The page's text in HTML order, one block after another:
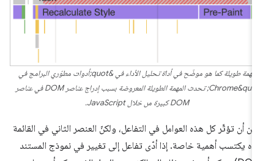
مهمة طويلة كما هو موضّح في أداة تحليل الأداء في &quot;أدوات مطوّري البرامج في
Chrome&quot; تحدث المهمة الطويلة المعروضة بسبب إدراج عناصر DOM في عناصر
DOM كبيرة من خلال JavaScript.
أن تؤثّر كل هذه العوامل في التفاعل، ولكنّ العنصر الثاني في القائمة
يكتسب أهمية خاصة. إذا أدّى تفاعل إلى تغيير في نموذج المستند